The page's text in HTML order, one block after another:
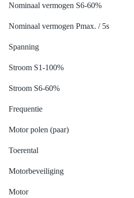
Nominaal vermogen S6-60%
Nominaal vermogen Pmax. / 5s
Spanning
Stroom S1-100%
Stroom S6-60%
Frequentie
Motor polen (paar)
Toerental
Motorbeveiliging
Motor